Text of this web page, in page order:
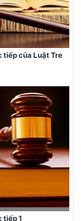
tiếp của Luật Tre
tiếp 1